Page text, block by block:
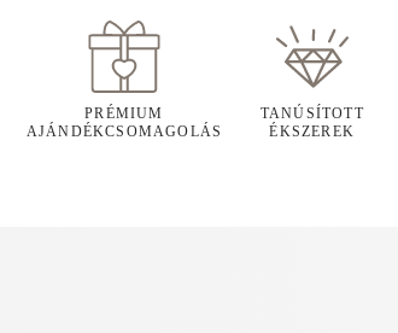
PRÉMIUM
AJÁNDÉKCSOMAGOLÁS
TANÚSÍTOTT
ÉKSZEREK